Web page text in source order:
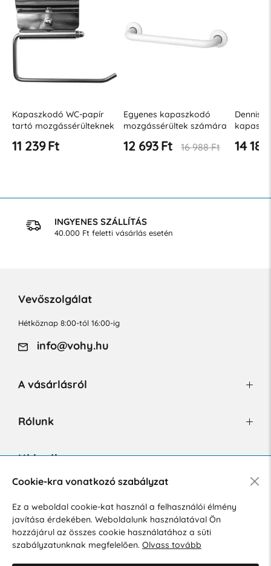
Kapaszkodó WC-papír
tartó mozgássérülteknek
matt
11 239 Ft
Egyenes kapaszkodó
mozgássérültek számára
12 693 Ft 16 988 Ft
Dennis
14
INGYENES SZÁLLÍTÁS
40.000 Ft feletti vásárlás esetén
Vevőszolgálat
Hétköznap 8:00-tól 16:00-ig
info@vohy.hu
A vásárlásról
Rólunk
Hírlevél
Hozzájárulok a személyes adatok marketing célú kezeléséhez.
Személyes adatok védelmére vonatkozó szabályzat.
Cookie-kra vonatkozó szabályzat
Ez a weboldal cookie-kat használ a felhasználói élmény
javítása érdekében. Weboldalunk használatával Ön
hozzájárul az összes cookie használatához a süti
szabályzatunknak megfelelően. Olvass tovább